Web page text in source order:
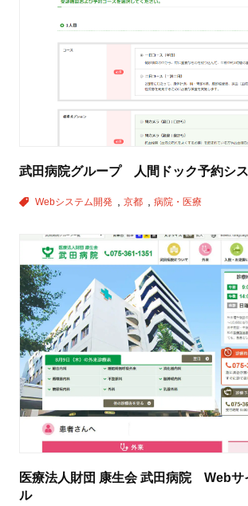
武田病院グループ 人間ドック予約シ
Webシステム開発 京都 病院・医療
医療法人財団 康生会 武田病院 Webサ
ル